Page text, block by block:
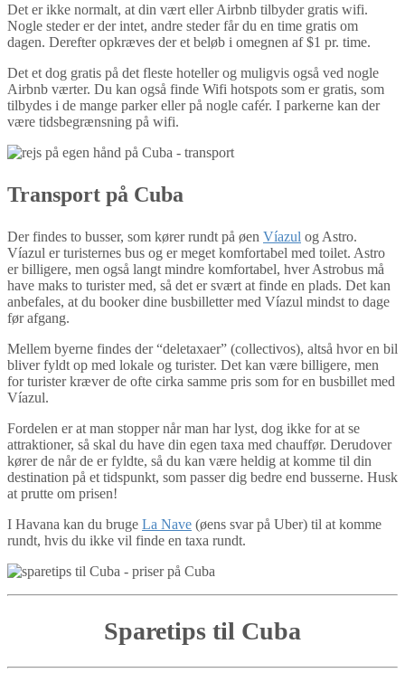
Det er ikke normalt, at din vært eller Airbnb tilbyder gratis wifi.
Nogle steder er der intet, andre steder får du en time gratis om
dagen. Derefter opkræves der et beløb i omegnen af $1 pr. time.
Det et dog gratis på det fleste hoteller og muligvis også ved nogle
Airbnb værter. Du kan også finde Wifi hotspots som er gratis, som
tilbydes i de mange parker eller på nogle cafér. I parkerne kan der
være tidsbegrænsning på wifi.
Transport på Cuba
Der findes to busser, som kører rundt på øen Víazul og Astro.
Víazul er turisternes bus og er meget komfortabel med toilet. Astro
er billigere, men også langt mindre komfortabel, hver Astrobus må
have maks to turister med, så det er svært at finde en plads. Det kan
anbefales, at du booker dine busbilletter med Víazul mindst to dage
før afgang.
Mellem byerne findes der “deletaxaer” (collectivos), altså hvor en bil
bliver fyldt op med lokale og turister. Det kan være billigere, men
for turister kræver de ofte cirka samme pris som for en busbillet med
Víazul.
Fordelen er at man stopper når man har lyst, dog ikke for at se
attraktioner, så skal du have din egen taxa med chauffør. Derudover
kører de når de er fyldte, så du kan være heldig at komme til din
destination på et tidspunkt, som passer dig bedre end busserne. Husk
at prutte om prisen!
I Havana kan du bruge La Nave (øens svar på Uber) til at komme
rundt, hvis du ikke vil finde en taxa rundt.
Sparetips til Cuba